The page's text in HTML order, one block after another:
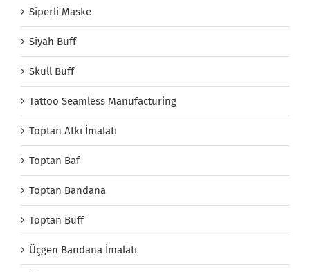
Siperli Maske
Siyah Buff
Skull Buff
Tattoo Seamless Manufacturing
Toptan Atkı İmalatı
Toptan Baf
Toptan Bandana
Toptan Buff
Üçgen Bandana İmalatı